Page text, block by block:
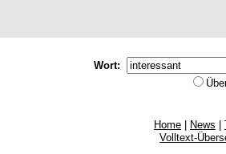
Wort:
Home News
Volltext-